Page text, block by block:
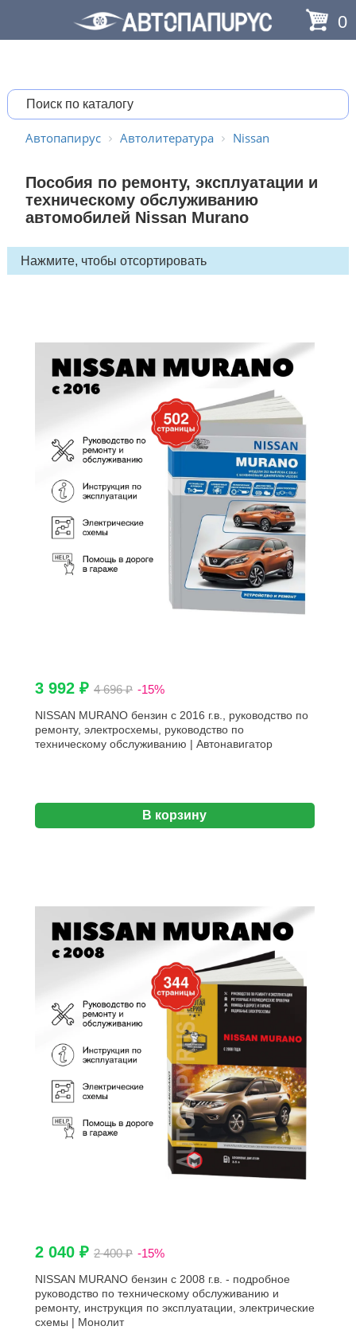
0
Автопапирус Автолитература Nissan
Пособия по ремонту, эксплуатации и
техническому обслуживанию
автомобилей Nissan Murano
3 992 ₽ 4 696 ₽ -15%
NISSAN MURANO бензин с 2016 г.в., руководство по
ремонту, электросхемы, руководство по
техническому обслуживанию | Автонавигатор
В корзину
2 040 ₽ 2 400 ₽ -15%
NISSAN MURANO бензин с 2008 г.в. - подробное
руководство по техническому обслуживанию и
ремонту, инструкция по эксплуатации, электрические
схемы | Монолит